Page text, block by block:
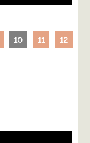
10 11 12